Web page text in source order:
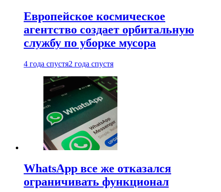
Европейское космическое
агентство создает орбитальную
службу по уборке мусора
4 года спустя2 года спустя
WhatsApp все же отказался
ограничивать функционал